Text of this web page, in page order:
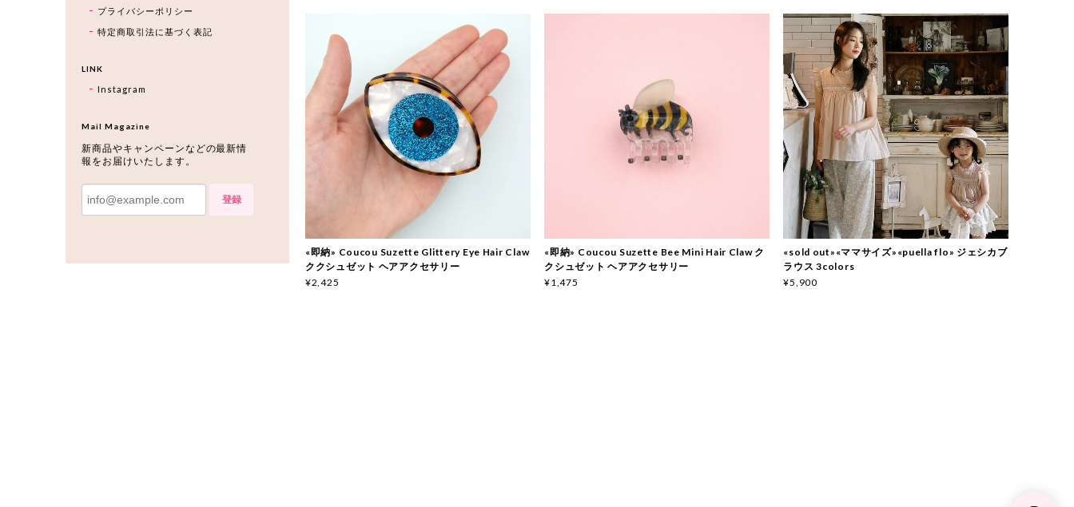
«即納» Coucou Suzette Glittery Eye Hair Claw
ククシュゼット ヘアアクセサリー
¥2,425
«即納» Coucou Suzette Bee Mini Hair Claw ク
クシュゼット ヘアアクセサリー
¥1,475
«sold out»«ママサイズ»«puella flo» ジェシカブ
ラウス 3colors
¥5,900
プライバシーポリシー
特定商取引法に基づく表記
LINK
Instagram
Mail Magazine
新商品やキャンペーンなどの最新情
報をお届けいたします。
登録